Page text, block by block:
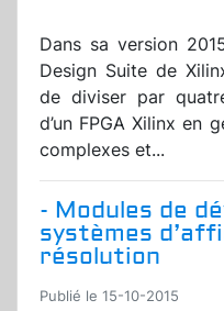
Dans sa version
Design Suite de
de diviser par
d’un FPGA Xilinx en
complexes et...
- Modules de
systèmes
résolution
Publié le 15-10-2015